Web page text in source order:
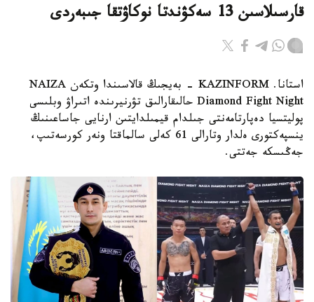
قارسىلاسىن 13 سەكۋندتا نوكاۋتقا جىبەردى
استانا. KAZINFORM - بەيجىڭ قالاسىندا وتكەن NAIZA
Diamond Fight Night حالىقارالىق تۋرنيرىندە اتىراۋ وبلىسى
پوليتسيا دەپارتامەنتى جىلدام قيمىلدايتىن ارنايى جاساعىنىڭ
ينسپەكتورى ەلدار وتارالى 61 كەلى سالماقتا ونەر كورسەتىپ،
جەڭىسكە جەتتى.